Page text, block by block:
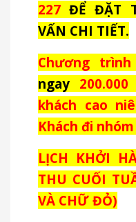
227 ĐỂ ĐẶT
VẤN CHI TIẾT.
Chương
ngay
khách cao
Khách đi
LỊCH KHỞI
THU CUỐI
VÀ CHỮ ĐỎ)